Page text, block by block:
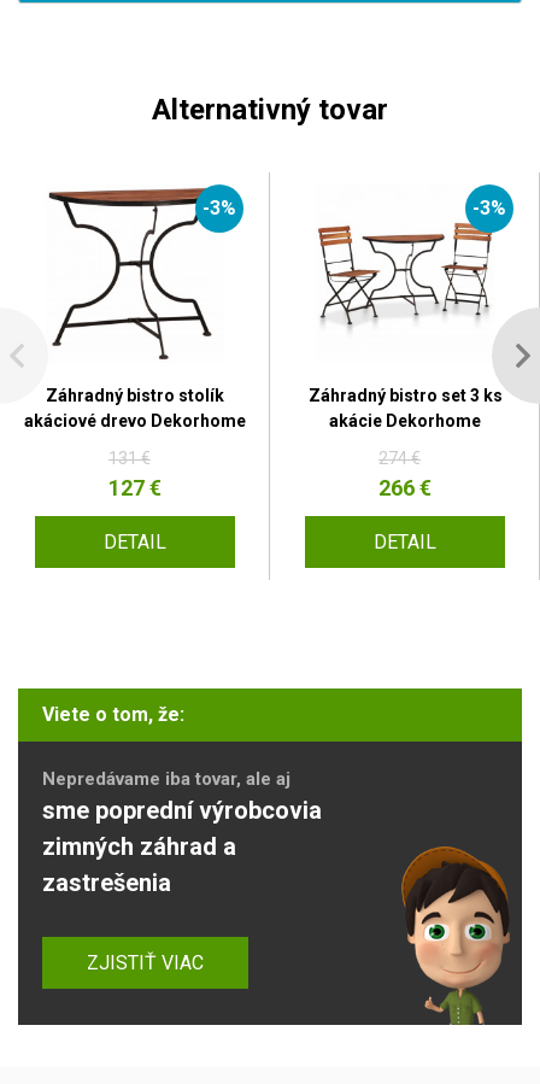
Alternativný tovar
-3%
Záhradný bistro stolík
akáciové drevo Dekorhome
131 €
127 €
DETAIL
-3%
Záhradný bistro set 3 ks
akácie Dekorhome
274 €
266 €
DETAIL
Viete o tom, že:
Nepredávame iba tovar, ale aj
sme poprední výrobcovia
zimných záhrad a
zastrešenia
ZJISTIŤ VIAC